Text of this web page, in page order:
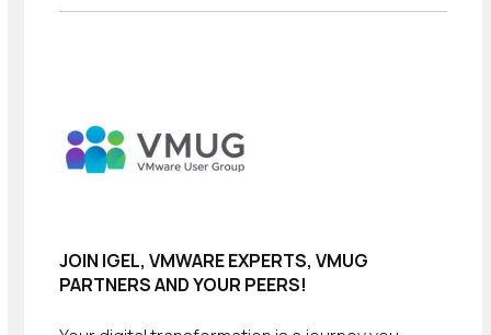
JOIN IGEL, VMWARE EXPERTS, VMUG
PARTNERS AND YOUR PEERS!